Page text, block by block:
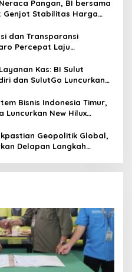
Pangan, BI bersama
Genjot Stabilitas Harga
dan Transparansi
Percepat Laju
Kas: BI Sulut
dan SulutGo Luncurkan
Bisnis Indonesia Timur,
Luncurkan New Hilux
Geopolitik Global,
Delapan Langkah